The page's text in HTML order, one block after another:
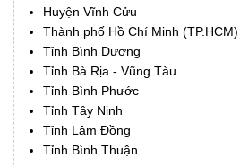
Huyện Vĩnh Cửu
Thành phố Hồ Chí Minh (TP.HCM)
Tỉnh Bình Dương
Tỉnh Bà Rịa - Vũng Tàu
Tỉnh Bình Phước
Tỉnh Tây Ninh
Tỉnh Lâm Đồng
Tỉnh Bình Thuận